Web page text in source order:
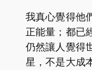
我真心覺得他
正能量；都已
仍然讓人覺得
星，不是大成